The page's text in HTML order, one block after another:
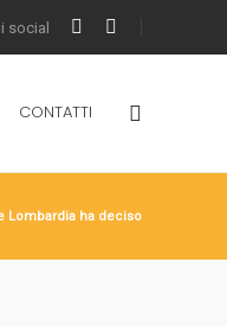
CONTATTI
Lombardia ha deciso